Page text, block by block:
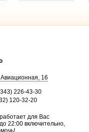
16
226-43-30
120-32-20
для Вас
22:00 включительно,